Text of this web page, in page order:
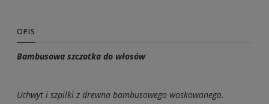
OPIS
Bambusowa szczotka do włosów
Uchwyt i szpilki z drewna bambusowego woskowanego.